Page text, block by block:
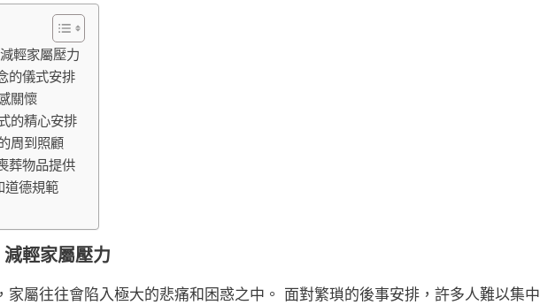
輕家屬壓力
的儀式安排
關懷
的精心安排
周到照顧
葬物品提供
道德規範
輕家屬壓力
家屬往往會陷入極大的悲痛和困惑之中。 面對繁瑣的後事安排，許多人難以集中